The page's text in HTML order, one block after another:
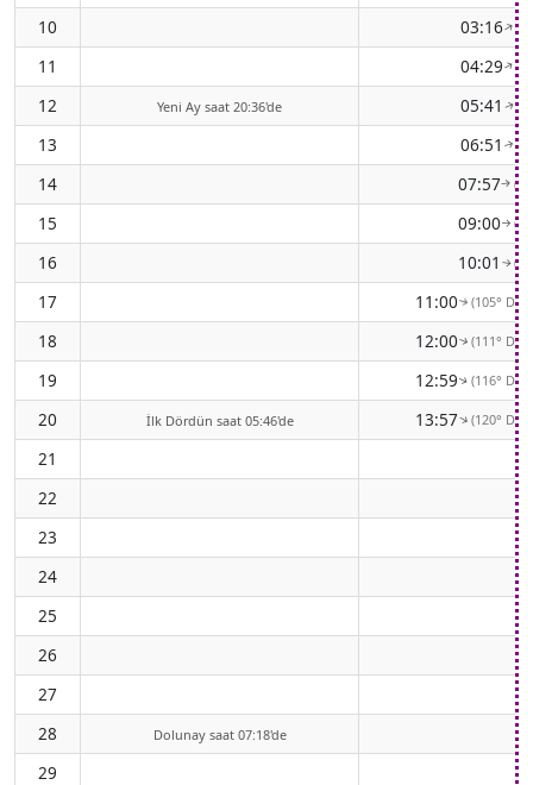
10 03:16↑
11 04:29↑
12 Yeni Ay saat 20:36'de 05:41 ↑
13 06:51 ↑
14 07:57↑
15 09:00↑
16 10:01 ↑
17 11:00↑(105°
18 12:00↑(111°
19 12:59↑(116°
20 İlk Dördün saat 05:46'de 13:57↑(120°
21
22
23
24
25
26
27
28
Dolunay saat 07:18'de
29